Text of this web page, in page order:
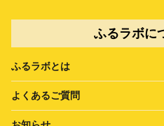
ふるラボに
ふるラボとは
よくあるご質問